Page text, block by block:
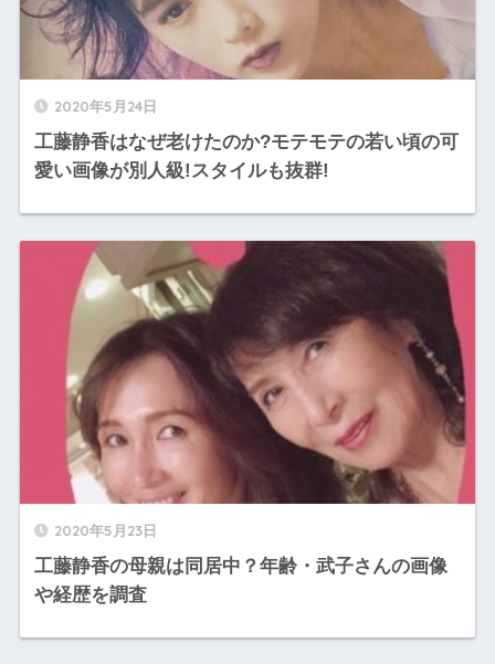
2020年5月24日
工藤静香はなぜ老けたのか?モテモテの若い頃の可
愛い画像が別人級!スタイルも抜群!
2020年5月23日
工藤静香の母親は同居中？年齢・武子さんの画像
や経歴を調査